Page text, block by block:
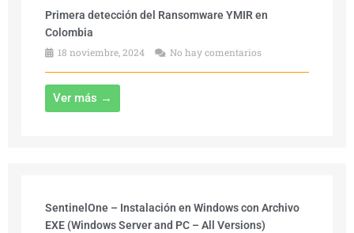
Primera detección del Ransomware YMIR en
Colombia
18 noviembre, 2024
No hay comentarios
Ver más →
SentinelOne – Instalación en Windows con Archivo
EXE (Windows Server and PC – All Versions)